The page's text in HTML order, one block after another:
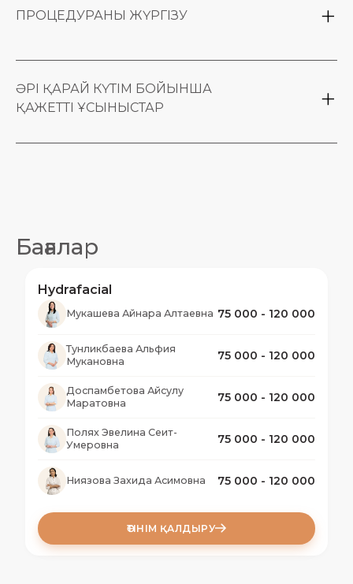
ПРОЦЕДУРАНЫ ЖҮРГІЗУ
жұмсақ қабыршақтандыру (эксфолиация)
жүргізіледіЧитать дальше
ӘРІ ҚАРАЙ КҮТІМ БОЙЫНША
ҚАЖЕТТІ ҰСЫНЫСТАР
Бағалар
Hydrafacial
Мукашева Айнара Алтаевна 75 000 - 120 000
Тунликбаева Альфия
Мукановна
75 000 - 120 000
Доспамбетова Айсулу
Маратовна
75 000 - 120 000
Полях Эвелина Сеит-
Умеровна
75 000 - 120 000
Ниязова Захида Асимовна 75 000 - 120 000
ӨТІНІМ ҚАЛДЫРУ